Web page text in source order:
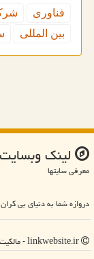
فناوری
بین المللی
لینك وبسایت
معرفی سایتها
دروازه شما به دنیای بی